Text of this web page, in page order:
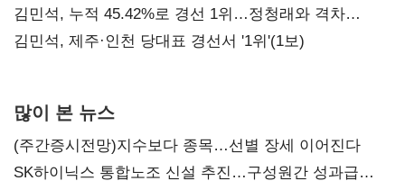
김민석, 누적 45.42%로 경선 1위…정청래와 격차
0.86%p(2보)
김민석, 제주·인천 당대표 경선서 '1위'(1보)
많이 본 뉴스
(주간증시전망)지수보다 종목…선별 장세 이어진다
SK하이닉스 통합노조 신설 추진…구성원간 성과급